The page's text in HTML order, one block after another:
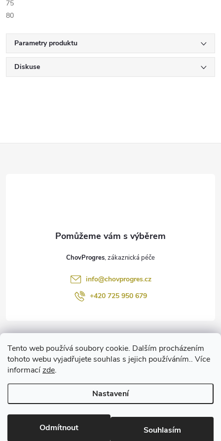
Tento web používá soubory cookie. Dalším procházením
tohoto webu vyjadřujete souhlas s jejich používáním.. Více
informacízde.
Nastavení
Odmítnout Souhlasím
75
80
Parametry produktu
Diskuse
ChovProgres
info@chovprogres.cz
+420 725 950 679
Copyright 2026ChovProgres.cz. Všechna práva vyhrazena.Upravit
nastavení cookies